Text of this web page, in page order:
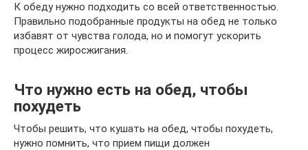
К обеду нужно подходить со всей ответственностью.
Правильно подобранные продукты на обед не только
избавят от чувства голода, но и помогут ускорить
процесс жиросжигания.
Что нужно есть на обед, чтобы
похудеть
Чтобы решить, что кушать на обед, чтобы похудеть,
нужно помнить, что прием пищи должен